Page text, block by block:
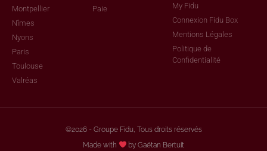
Montpellier
Nîmes
Nyons
Paris
Toulouse
Valréas
Paie
My Fidu
Connexion Fidu Box
Mentions Légales
Politique de
Confidentialité
©2026 - Groupe Fidu, Tous droits réservés
Made with
by Gaëtan Bertuit